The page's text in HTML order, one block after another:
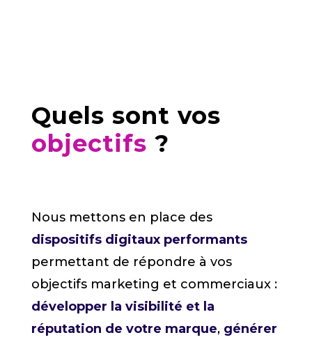
Quels sont vos
objectifs ?
Nous mettons en place des
dispositifs digitaux performants
permettant de répondre à vos
objectifs marketing et commerciaux :
développer la visibilité et la
réputation de votre marque, générer